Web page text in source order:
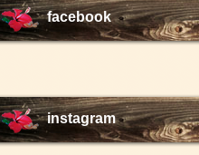
facebook
instagram